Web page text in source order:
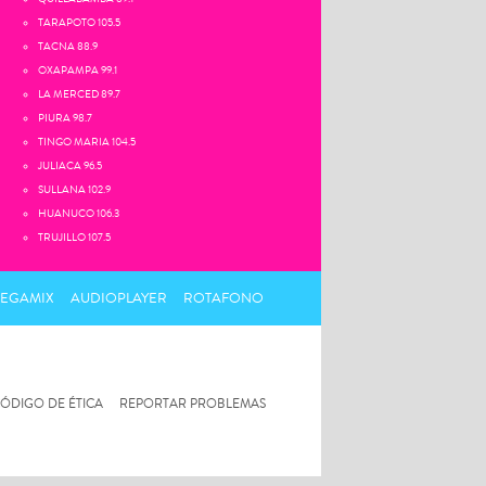
TARAPOTO 105.5
TACNA 88.9
OXAPAMPA 99.1
LA MERCED 89.7
PIURA 98.7
TINGO MARIA 104.5
JULIACA 96.5
SULLANA 102.9
HUANUCO 106.3
TRUJILLO 107.5
AUDIOPLAYER ROTAFONO
DE ÉTICA REPORTAR PROBLEMAS